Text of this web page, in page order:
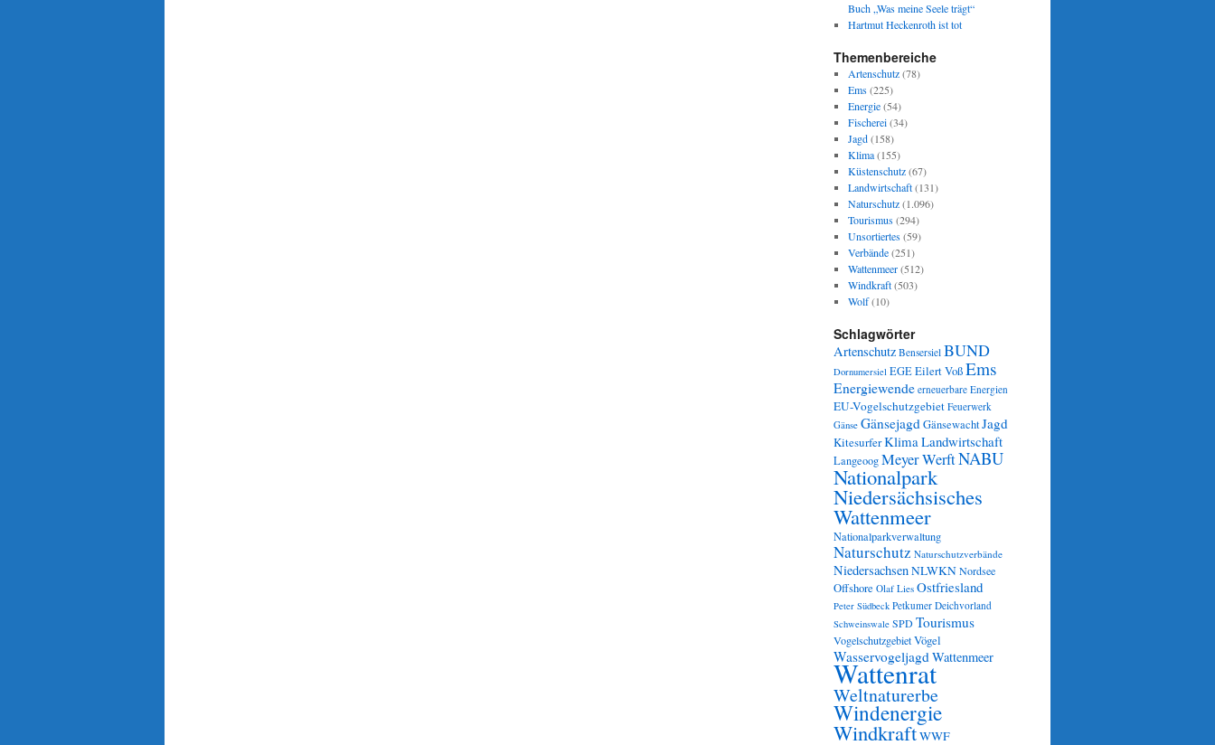
Buch „Was meine Seele trägt“
Hartmut Heckenroth ist tot
Themenbereiche
Artenschutz(78)
Ems(225)
Energie(54)
Fischerei(34)
Jagd(158)
Klima(155)
Küstenschutz(67)
Landwirtschaft(131)
Naturschutz(1.096)
Tourismus(294)
Unsortiertes(59)
Verbände(251)
Wattenmeer(512)
Windkraft(503)
Wolf(10)
Schlagwörter
Artenschutz Bensersiel BUND
Dornumersiel EGEEilert VoßEms
Energiewende erneuerbare Energien
EU-Vogelschutzgebiet Feuerwerk
Gänse GänsejagdGänsewachtJagd
KitesurferKlimaLandwirtschaft
LangeoogMeyer WerftNABU
Nationalpark
Niedersächsisches
Wattenmeer
Nationalparkverwaltung
Naturschutz Naturschutzverbände
NiedersachsenNLWKNNordsee
Offshore Olaf Lies Ostfriesland
Peter Südbeck Petkumer Deichvorland
Schweinswale SPDTourismus
VogelschutzgebietVögel
WasservogeljagdWattenmeer
Wattenrat
Weltnaturerbe
Windenergie
WindkraftWWF